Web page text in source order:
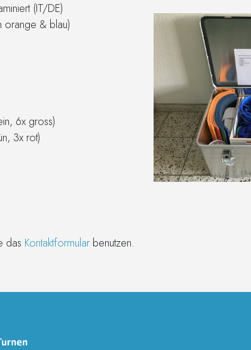
(IT/DE)
orange & blau)
6x gross)
3x rot)
das Kontaktformularbenutzen.